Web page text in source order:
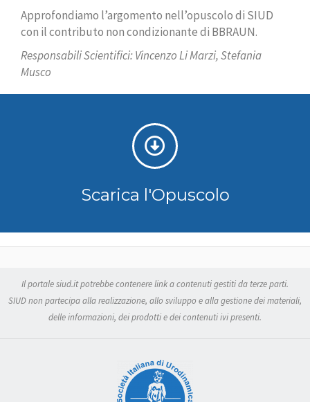
Approfondiamo l’argomento nell’opuscolo di SIUD
con il contributo non condizionante di BBRAUN.
Responsabili Scientifici: Vincenzo Li Marzi, Stefania
Musco
Scarica l'Opuscolo
Il portale siud.it potrebbe contenere link a contenuti gestiti da terze parti.
SIUD non partecipa alla realizzazione, allo sviluppo e alla gestione dei materiali,
delle informazioni, dei prodotti e dei contenuti ivi presenti.